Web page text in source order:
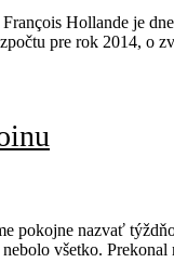
Hollande je
pre rok 2014, o
pokojne nazvať
všetko.